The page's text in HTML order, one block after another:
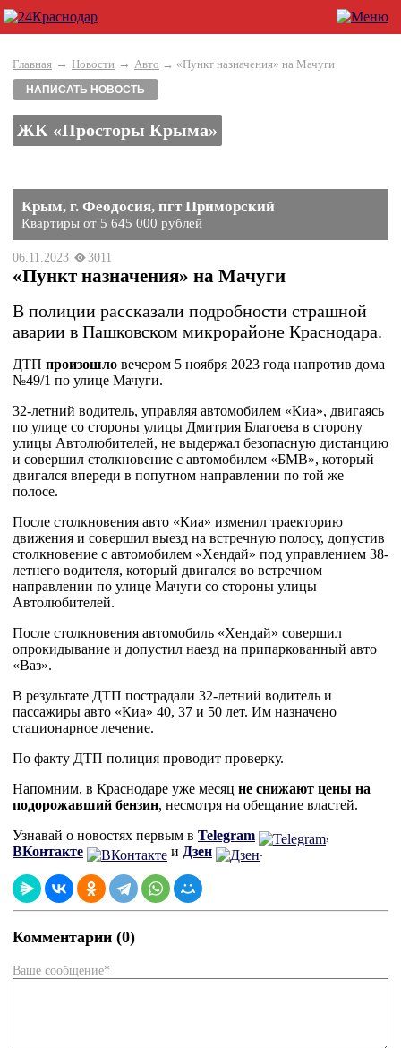
Главная → Новости → Авто → «Пункт назначения» на Мачуги
НАПИСАТЬ НОВОСТЬ
ЖК «Просторы Крыма»
Крым, г. Феодосия, пгт Приморский
Квартиры от 5 645 000 рублей
06.11.2023 3011
«Пункт назначения» на Мачуги
В полиции рассказали подробности страшной
аварии в Пашковском микрорайоне Краснодара.
ДТП произошло вечером 5 ноября 2023 года напротив дома
№49/1 по улице Мачуги.
32-летний водитель, управляя автомобилем «Киа», двигаясь
по улице со стороны улицы Дмитрия Благоева в сторону
улицы Автолюбителей, не выдержал безопасную дистанцию
и совершил столкновение с автомобилем «БМВ», который
двигался впереди в попутном направлении по той же
полосе.
После столкновения авто «Киа» изменил траекторию
движения и совершил выезд на встречную полосу, допустив
столкновение с автомобилем «Хендай» под управлением 38-
летнего водителя, который двигался во встречном
направлении по улице Мачуги со стороны улицы
Автолюбителей.
После столкновения автомобиль «Хендай» совершил
опрокидывание и допустил наезд на припаркованный авто
«Ваз».
В результате ДТП пострадали 32-летний водитель и
пассажиры авто «Киа» 40, 37 и 50 лет. Им назначено
стационарное лечение.
По факту ДТП полиция проводит проверку.
Напомним, в Краснодаре уже месяц не снижают цены на
подорожавший бензин, несмотря на обещание властей.
Узнавай о новостях первым в Telegram
,
ВКонтакте
и Дзен .
Комментарии (0)
Ваше сообщение*